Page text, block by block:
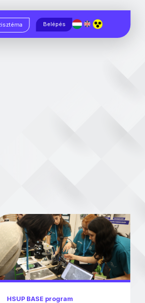
Belépés Magyar
English
HSUP BASE program